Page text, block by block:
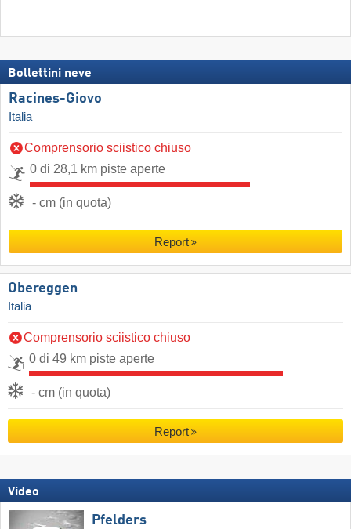
Bollettini neve
Racines-Giovo
Italia
Comprensorio sciistico chiuso
0 di 28,1 km piste aperte
- cm (in quota)
Report
Obereggen
Italia
Comprensorio sciistico chiuso
0 di 49 km piste aperte
- cm (in quota)
Report
Video
Pfelders